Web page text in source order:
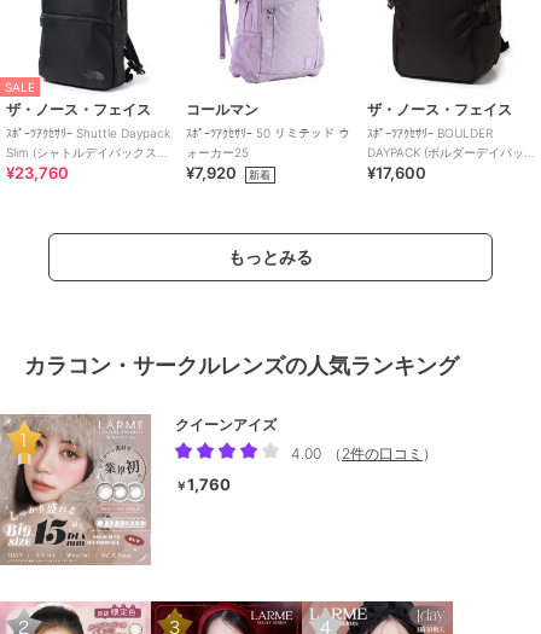
SALE
ザ・ノース・フェイス
ｽﾎﾟｰﾂｱｸｾｻﾘｰ Shuttle Daypack
Slim (シャトルデイパックスリ
ム)
¥23,760
コールマン
ｽﾎﾟｰﾂｱｸｾｻﾘｰ 50 リミテッド ウ
ォーカー25
¥7,920 新着
ザ・ノース・フェイス
ｽﾎﾟｰﾂｱｸｾｻﾘｰ BOULDER
DAYPACK (ボルダーデイパッ
ク)
¥17,600
もっとみる
カラコン・サークルレンズの人気ランキング
クイーンアイズ
4.00
（ 2件の口コミ ）
￥1,760